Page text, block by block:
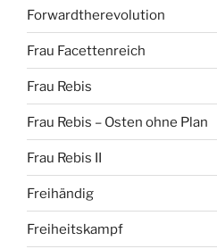
Forwardtherevolution
Frau Facettenreich
Frau Rebis
Frau Rebis – Osten ohne Plan
Frau Rebis II
Freihändig
Freiheitskampf